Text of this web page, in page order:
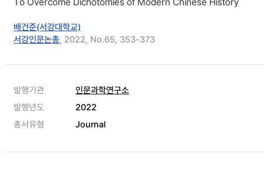
배건준(서강대학교)
서강인문논총, 2022, No.65, 353-373
발행기관
인문과학연구소
발행년도
2022
총서유형
Journal